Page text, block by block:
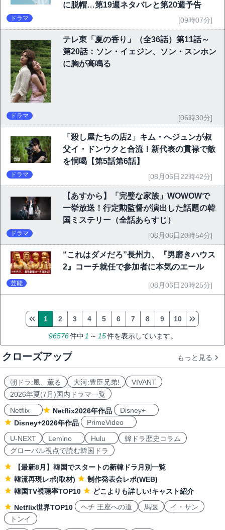
に脱帽…第19週ネタバレと第20週予告
ドラマ [09時07分]
テレ東「夏の香り」（全36話）第11話～
第20話：ソン・イェジン、ソン・スンホン
に胸が高鳴る
ドラマ [06時30分]
「殺し屋たちの店2」キム・へジュンが叔
父イ・ドンウクと合流！新代表の貫禄で敵
を恫喝【第5話第6話】
ドラマ [08月06日22時42分]
【あすから】「完璧な家族」WOWOWで
一挙放送！行定勲監督が演出した話題の韓
国ミステリー（全話あらすじ）
ドラマ [08月06日20時54分]
“これはダメだろ”長州力、『男磨きハウス
2』コーチ就任で参加者に本気のエール
芸能 [08月06日20時25分]
96576件中 1 ～ 15件を表示しています。
1 2 3 4 5 6 7 8 9 10
クローズアップ もっと見る
朝ドラ:風、薫る 大河:豊臣兄弟!
VIVANT
2026年夏(7月)国内ドラマ一覧
Netflix
Netflix2026年作品
Disney+
Disney+2026年作品
PrimeVideo
U-NEXT
Lemino Hulu
韓ドラ歴史コラム
グローバル視点で読む韓国ドラ
【最新8月】韓国でスタートの新韓ドラ月別一覧
韓流再現レポ(取材)
制作発表会レポ(WEB)
韓国TV視聴率TOP10
どこよりも詳しい!キャスト紹介
Netflix世界TOP10
ヘチ 王座への道 馬医
イ・サン
トンイ